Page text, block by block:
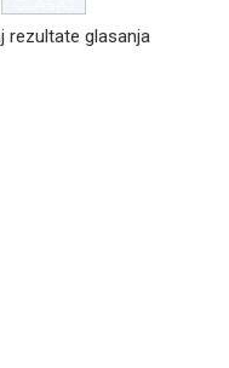
rezultate glasanja